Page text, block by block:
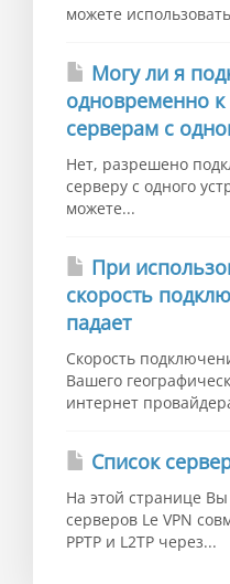
можете
Могу ли я
одновременно
серверам с
Нет, разрешено
серверу с одного
можете...
При
скорость
падает
Скорость
Вашего
интернет
Список
На этой странице
серверов Le VPN
PPTP и L2TP через...